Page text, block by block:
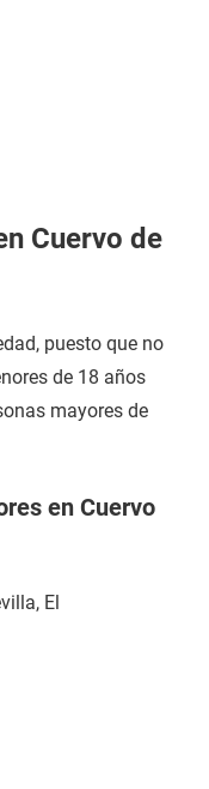
Cuervo de
puesto que no
de 18 años
mayores de
en Cuervo
El